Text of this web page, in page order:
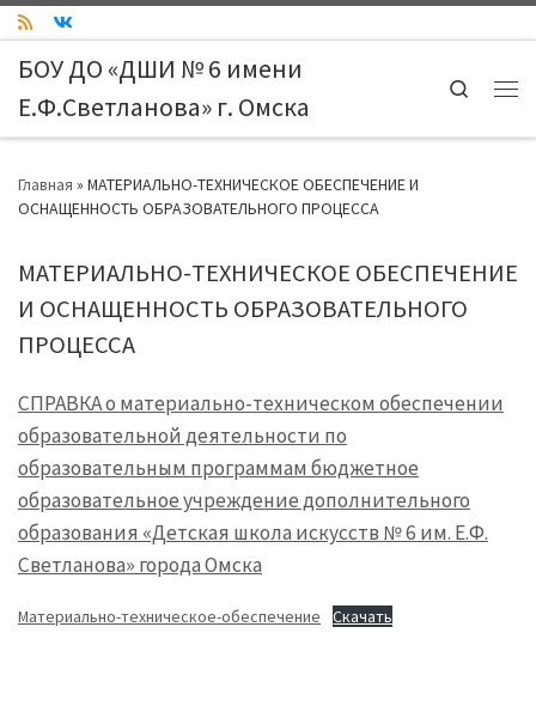
Skip to content
БОУ ДО «ДШИ № 6 имени
Е.Ф.Светланова» г. Омска
Search
Главная » МАТЕРИАЛЬНО-ТЕХНИЧЕСКОЕ ОБЕСПЕЧЕНИЕ И
ОСНАЩЕННОСТЬ ОБРАЗОВАТЕЛЬНОГО ПРОЦЕССА
МАТЕРИАЛЬНО-ТЕХНИЧЕСКОЕ ОБЕСПЕЧЕНИЕ
И ОСНАЩЕННОСТЬ ОБРАЗОВАТЕЛЬНОГО
ПРОЦЕССА
СПРАВКА о материально-техническом обеспечении
образовательной деятельности по
образовательным программам бюджетное
образовательное учреждение дополнительного
образования «Детская школа искусств № 6 им. Е.Ф.
Светланова» города Омска
Материально-техническое-обеспечение Скачать